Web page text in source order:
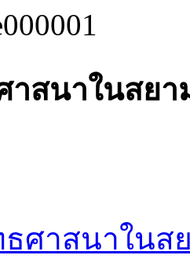
000001
าสนาในสยา
ศาสนาในส